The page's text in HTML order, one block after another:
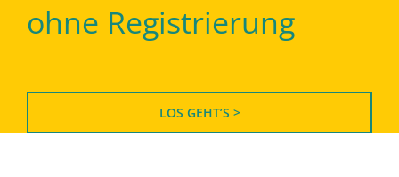
ohne Registrierung
LOS GEHT’S >